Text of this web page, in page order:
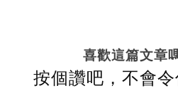
喜歡這篇文章
按個讚吧，不會令